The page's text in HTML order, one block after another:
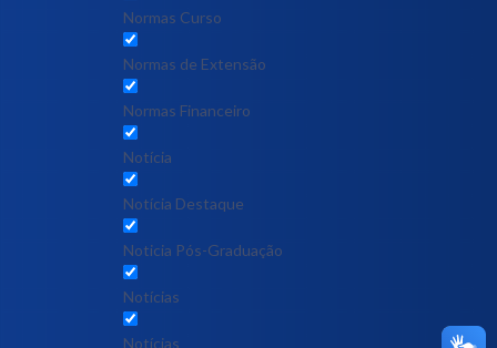
Normas Curso
Normas de Extensão
Normas Financeiro
Notícia
Notícia Destaque
Noticia Pós-Graduação
Notícias
Notícias